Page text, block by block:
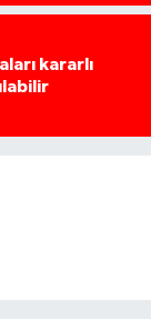
kararlı